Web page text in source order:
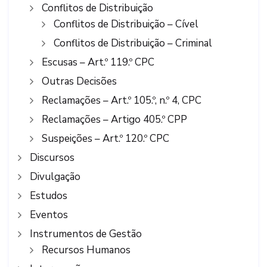
Conflitos de Distribuição
Conflitos de Distribuição – Cível
Conflitos de Distribuição – Criminal
Escusas – Art.º 119.º CPC
Outras Decisões
Reclamações – Art.º 105.º, n.º 4, CPC
Reclamações – Artigo 405.º CPP
Suspeições – Art.º 120.º CPC
Discursos
Divulgação
Estudos
Eventos
Instrumentos de Gestão
Recursos Humanos